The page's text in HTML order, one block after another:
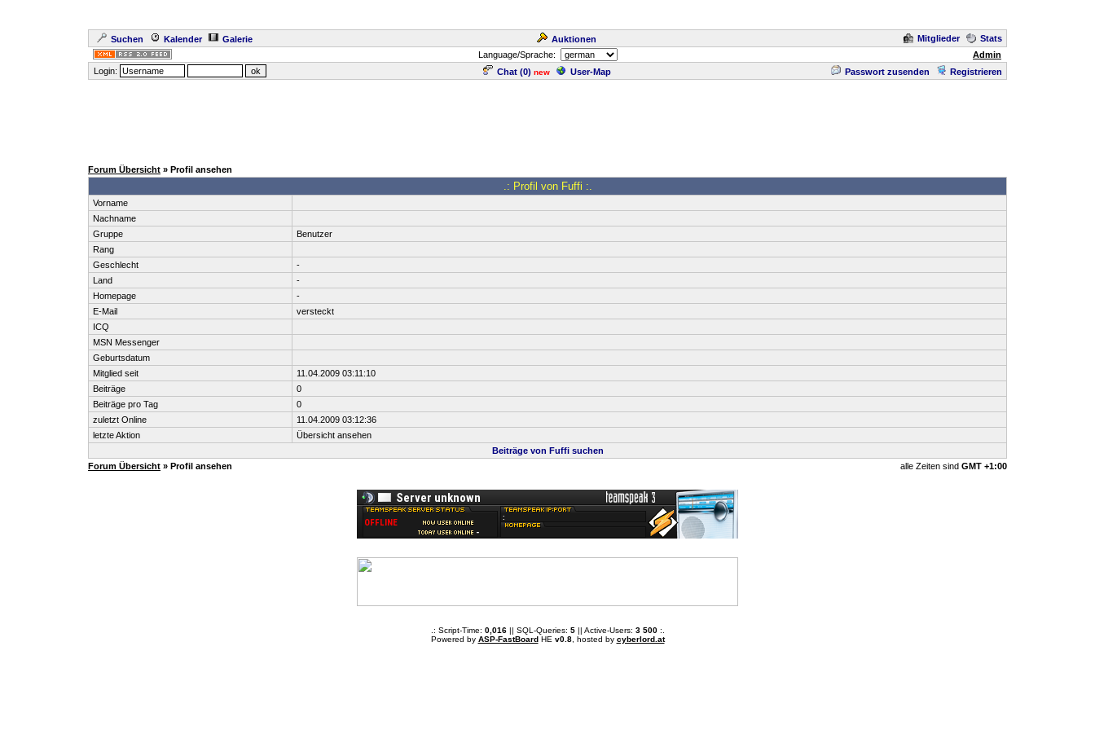
Suchen Kalender Galerie Auktionen Mitglieder
Stats
Language/Sprache:
Admin
Login:
Chat (0) new User-Map Passwort zusenden Registrieren
Forum Übersicht » Profil ansehen
.: Profil von Fuffi :.
Vorname
Nachname
Gruppe
Benutzer
Rang
Geschlecht
-
Land
-
Homepage
-
E-Mail
versteckt
ICQ
MSN Messenger
Geburtsdatum
Mitglied seit
11.04.2009 03:11:10
Beiträge
0
Beiträge pro Tag
0
zuletzt Online
11.04.2009 03:12:36
letzte Aktion
Übersicht ansehen
Beiträge von Fuffi suchen
Forum Übersicht » Profil ansehen alle Zeiten sind GMT +1:00
.: Script-Time: 0,016|| SQL-Queries: 5|| Active-Users: 3 500:.
Powered by ASP-FastBoardHE v0.8, hosted by cyberlord.at